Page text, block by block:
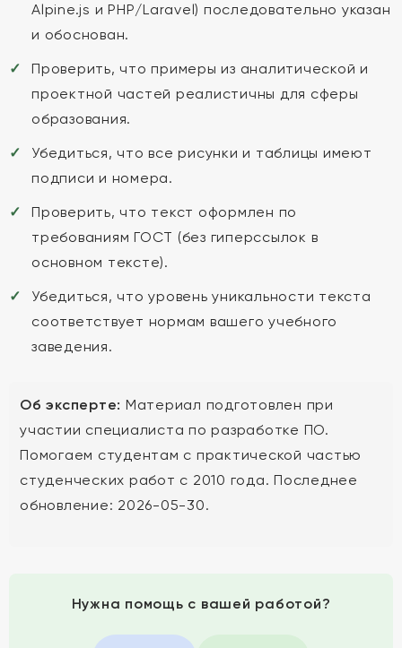
Alpine.js и PHP/Laravel) последовательно указан
и обоснован.
Проверить, что примеры из аналитической и
проектной частей реалистичны для сферы
образования.
Убедиться, что все рисунки и таблицы имеют
подписи и номера.
Проверить, что текст оформлен по
требованиям ГОСТ (без гиперссылок в
основном тексте).
Убедиться, что уровень уникальности текста
соответствует нормам вашего учебного
заведения.
Об эксперте: Материал подготовлен при
участии специалиста по разработке ПО.
Помогаем студентам с практической частью
студенческих работ с 2010 года. Последнее
обновление: 2026-05-30.
Нужна помощь с вашей работой?